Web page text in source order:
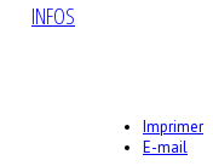
INFOS
Imprimer
E-mail